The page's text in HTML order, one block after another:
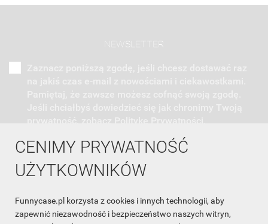
CENIMY PRYWATNOŚĆ
UŻYTKOWNIKÓW
Funnycase.pl korzysta z cookies i innych technologii, aby
zapewnić niezawodność i bezpieczeństwo naszych witryn,
NEWSLETTER
INFORMACJA O SKLEPIE